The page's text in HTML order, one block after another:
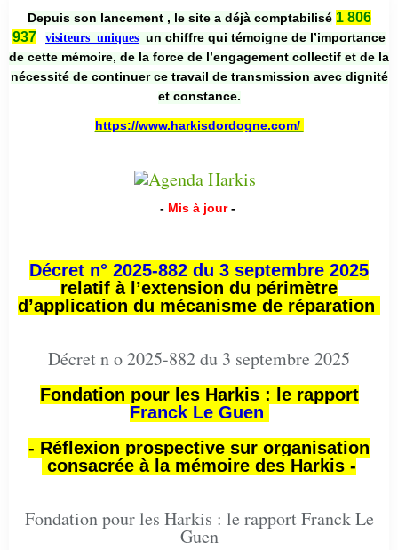
Depuis son lancement , le site a déjà comptabilisé 1 806
937
visiteurs uniques un chiffre qui témoigne de l’importance
de cette mémoire, de la force de l’engagement collectif et de la
nécessité de continuer ce travail de transmission avec dignité
et constance.
https://www.harkisdordogne.com/
- Mis à jour -
Décret n° 2025-882 du 3 septembre 2025
relatif à l’extension du périmètre
d’application du mécanisme de réparation
Décret n o 2025-882 du 3 septembre 2025
Fondation pour les Harkis : le rapport
Franck Le Guen
- Réflexion prospective sur organisation
consacrée à la mémoire des Harkis -
Fondation pour les Harkis : le rapport Franck Le
Guen